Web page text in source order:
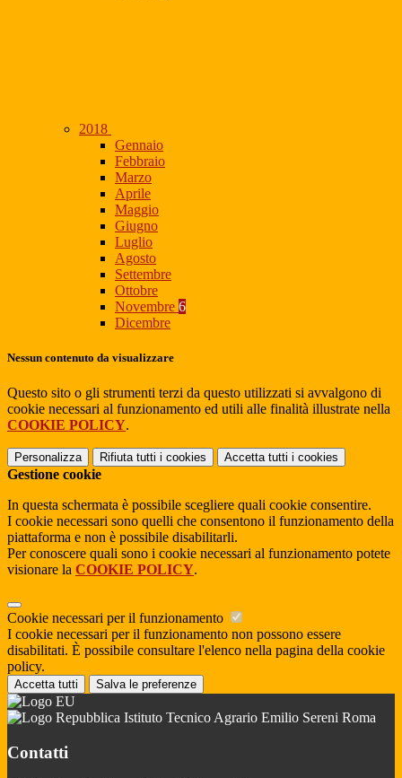
2018
Gennaio
Febbraio
Marzo
Aprile
Maggio
Giugno
Luglio
Agosto
Settembre
Ottobre
Novembre 6
Dicembre
Nessun contenuto da visualizzare
Questo sito o gli strumenti terzi da questo utilizzati si avvalgono di
cookie necessari al funzionamento ed utili alle finalità illustrate nella
COOKIE POLICY.
Personalizza Rifiuta tutti i cookies Accetta tutti i cookies
Gestione cookie
In questa schermata è possibile scegliere quali cookie consentire.
I cookie necessari sono quelli che consentono il funzionamento della
piattaforma e non è possibile disabilitarli.
Per conoscere quali sono i cookie necessari al funzionamento potete
visionare la COOKIE POLICY.
Cookie necessari per il funzionamento
I cookie necessari per il funzionamento non possono essere
disabilitati. È possibile consultare l'elenco nella pagina della cookie
policy.
Accetta tutti Salva le preferenze
Istituto Tecnico Agrario Emilio Sereni Roma
Contatti